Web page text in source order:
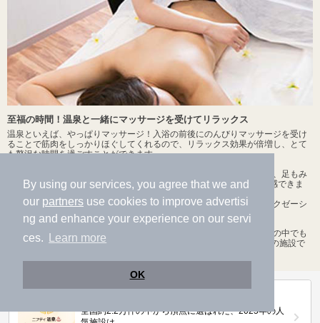
By using our services, you agree that we and
our partners use cookies to improve advertisi
ng and enhance your experience on our servi
ces.
Learn more
OK
至福の時間！温泉と一緒にマッサージを受けてリラックス
温泉といえば、やっぱりマッサージ！入浴の前後にのんびりマッサージを受け
ることで筋肉をしっかりほぐしてくれるので、リラックス効果が倍増し、とて
も贅沢な時間を過ごすことができます。
では、美容針やアカスリ、足もみ
などの6つの施術を受けることができ、様々なリフレッシュ効果を体感できま
静岡市にある「柚木の郷」は、多種類のマッサージやセラピー、リラクゼーシ
ョンが用意されており、のんびりと利用することができます。
千船駅のマッサージ、エステがある温泉、日帰り温泉、スーパー銭湯の中でも
特に人気があるのは、上方温泉 一休
などの施設で
全国約2.2万件の中から頂点に選ばれた、2025年の人